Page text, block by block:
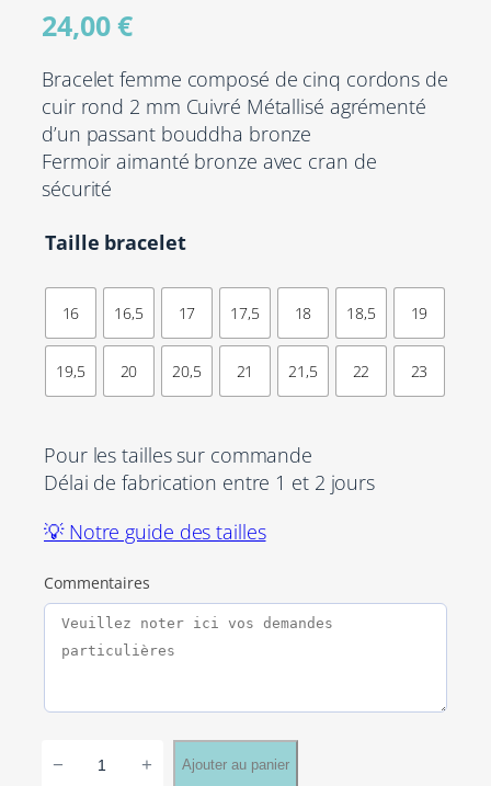
24,00€
Bracelet femme composé de cinq cordons de
cuir rond 2 mm Cuivré Métallisé agrémenté
d’un passant bouddha bronze
Fermoir aimanté bronze avec cran de
sécurité
Taille bracelet
16 16,5 17 17,5 18 18,5 19
19,5 20 20,5 21 21,5 22 23
Pour les tailles sur commande
Délai de fabrication entre 1 et 2 jours
💡 Notre guide des tailles
Commentaires
− + Ajouter au panier